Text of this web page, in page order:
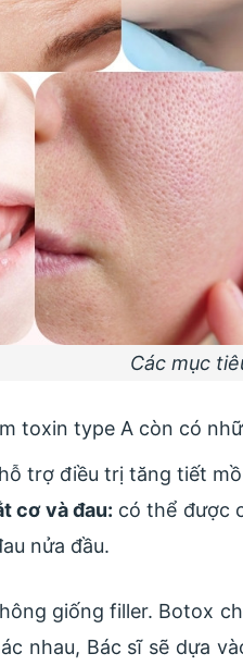
Các mục
toxin type A còn có
hỗ trợ điều trị tăng tiết
cơ và đau: có thể được
nửa đầu.
giống filler. Botox
nhau, Bác sĩ sẽ dựa